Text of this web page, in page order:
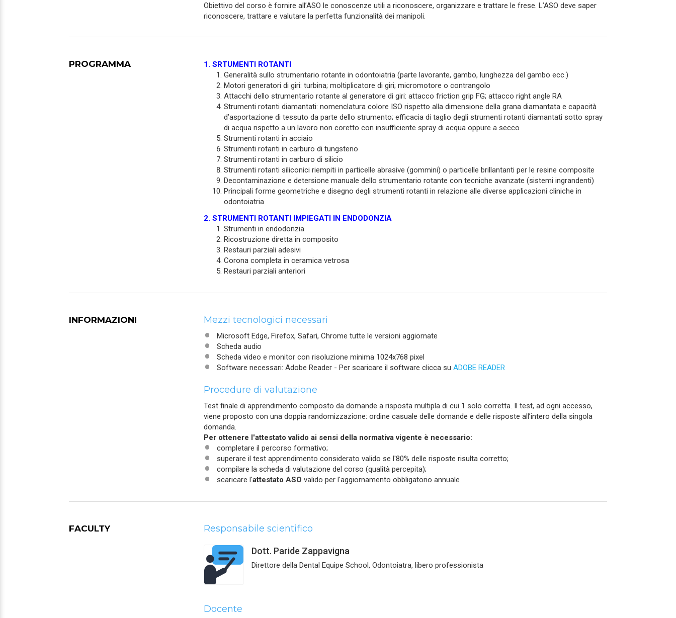
Obiettivo del corso è fornire all’ASO le conoscenze utili a riconoscere, organizzare e trattare le frese. L’ASO deve saper
riconoscere, trattare e valutare la perfetta funzionalità dei manipoli.
PROGRAMMA
1. SRTUMENTI ROTANTI
Generalità sullo strumentario rotante in odontoiatria (parte lavorante, gambo, lunghezza del gambo ecc.)
Motori generatori di giri: turbina; moltiplicatore di giri; micromotore o contrangolo
Attacchi dello strumentario rotante al generatore di giri: attacco friction grip FG; attacco right angle RA
Strumenti rotanti diamantati: nomenclatura colore ISO rispetto alla dimensione della grana diamantata e capacità
d’asportazione di tessuto da parte dello strumento; efficacia di taglio degli strumenti rotanti diamantati sotto spray
di acqua rispetto a un lavoro non coretto con insufficiente spray di acqua oppure a secco
Strumenti rotanti in acciaio
Strumenti rotanti in carburo di tungsteno
Strumenti rotanti in carburo di silicio
Strumenti rotanti siliconici riempiti in particelle abrasive (gommini) o particelle brillantanti per le resine composite
Decontaminazione e detersione manuale dello strumentario rotante con tecniche avanzate (sistemi ingrandenti)
Principali forme geometriche e disegno degli strumenti rotanti in relazione alle diverse applicazioni cliniche in
odontoiatria
2. STRUMENTI ROTANTI IMPIEGATI IN ENDODONZIA
Strumenti in endodonzia
Ricostruzione diretta in composito
Restauri parziali adesivi
Corona completa in ceramica vetrosa
Restauri parziali anteriori
INFORMAZIONI Mezzi tecnologici necessari
Microsoft Edge, Firefox, Safari, Chrome tutte le versioni aggiornate
Scheda audio
Scheda video e monitor con risoluzione minima 1024x768 pixel
Software necessari: Adobe Reader - Per scaricare il software clicca su ADOBE READER
Procedure di valutazione
Test finale di apprendimento composto da domande a risposta multipla di cui 1 solo corretta. Il test, ad ogni accesso,
viene proposto con una doppia randomizzazione: ordine casuale delle domande e delle risposte all’intero della singola
domanda.
Per ottenere l'attestato valido ai sensi della normativa vigente è necessario:
completare il percorso formativo;
superare il test apprendimento considerato valido se l'80% delle risposte risulta corretto;
compilare la scheda di valutazione del corso (qualità percepita);
scaricare l'attestato ASO valido per l'aggiornamento obbligatorio annuale
FACULTY Responsabile scientifico
Dott. Paride Zappavigna
Direttore della Dental Equipe School, Odontoiatra, libero professionista
Docente